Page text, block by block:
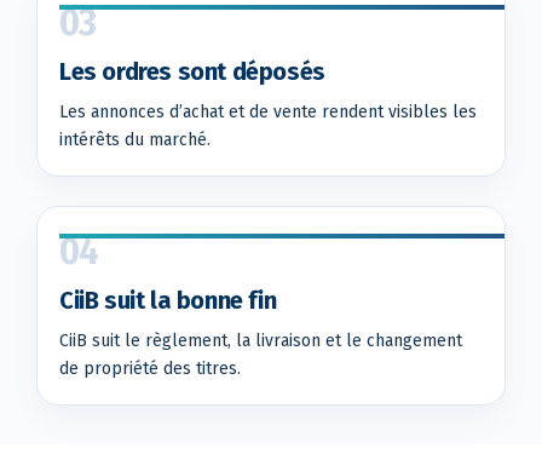
03
Les ordres sont déposés
Les annonces d’achat et de vente rendent visibles les
intérêts du marché.
04
CiiB suit la bonne fin
CiiB suit le règlement, la livraison et le changement
de propriété des titres.